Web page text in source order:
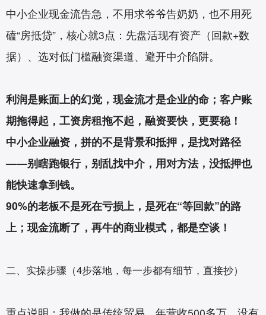
中小企业现金流告急，不用求爷爷告奶奶，也不用死
磕“房抵贷”，核心就3点：先盘活现有资产（回款+数
据）、选对低门槛融资渠道、避开中介陷阱。
利润是账面上的幻觉，现金流才是企业的命；客户账
期拖得起，工资房租拖不起，融资要快，更要稳！
中小企业融资，拼的不是背景和抵押，是找对路径
——别瞎跑银行，别乱找中介，用对方法，没抵押也
能快速拿到钱。
90%的老板不是死在亏损上，是死在“等回款”的路
上；现金流断了，再牛的商业模式，都是空谈！
二、实操步骤（4步落地，每一步都有细节，直接抄）